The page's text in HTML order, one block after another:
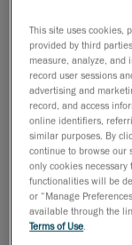
26 mars 2014
Le chef de file
portables met
ainsi que des
3D et des
Le 27 mars
file mondial en
deservices
This site uses cookies,
provided by third
measure, analyze, and
record user sessions
advertising and
record, and access
online identifiers,
similar purposes. By
continue to browse our
only cookies
functionalities will be
or “Manage
available through the
Terms of Use.